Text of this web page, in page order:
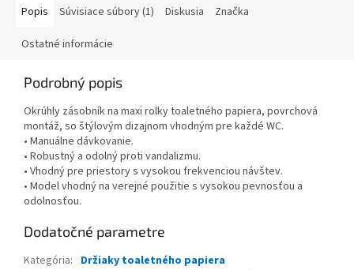
Popis Súvisiace súbory (1) Diskusia Značka
Ostatné informácie
Podrobný popis
Okrúhly zásobník na maxi rolky toaletného papiera, povrchová
montáž, so štýlovým dizajnom vhodným pre každé WC.
• Manuálne dávkovanie.
• Robustný a odolný proti vandalizmu.
• Vhodný pre priestory s vysokou frekvenciou návštev.
• Model vhodný na verejné použitie s vysokou pevnosťou a
odolnosťou.
Dodatočné parametre
Kategória: Držiaky toaletného papiera